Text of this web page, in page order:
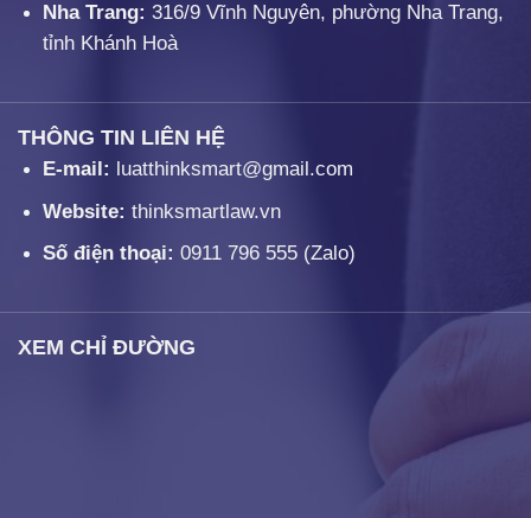
Nha Trang: 316/9 Vĩnh Nguyên, phường Nha Trang,
tỉnh Khánh Hoà
THÔNG TIN LIÊN HỆ
E-mail: luatthinksmart@gmail.com
Website: thinksmartlaw.vn
Số điện thoại: 0911 796 555(Zalo)
XEM CHỈ ĐƯỜNG